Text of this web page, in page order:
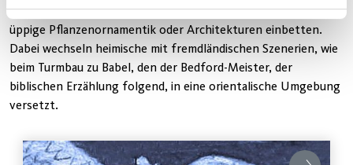
die die Geschichten des Alten und des Neuen Testaments in
üppige Pflanzenornamentik oder Architekturen einbetten.
Dabei wechseln heimische mit fremdländischen Szenerien, wie
beim Turmbau zu Babel, den der Bedford-Meister, der
biblischen Erzählung folgend, in eine orientalische Umgebung
versetzt.